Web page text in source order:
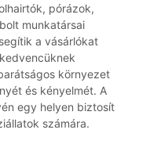
pórázok,
munkatársai
a vásárlókat
környezet
és kényelmét. A
egy helyen biztosít
számára.